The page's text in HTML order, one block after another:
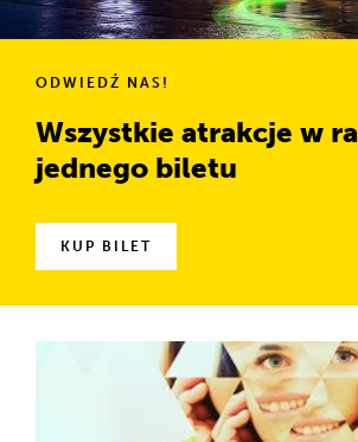
ODWIEDŹ NAS!
Wszystkie atrakcje w
jednego biletu
KUP BILET